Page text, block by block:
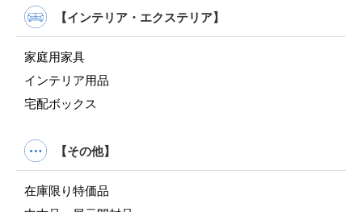
【インテリア・エクステリア】
家庭用家具
インテリア用品
宅配ボックス
【その他】
在庫限り特価品